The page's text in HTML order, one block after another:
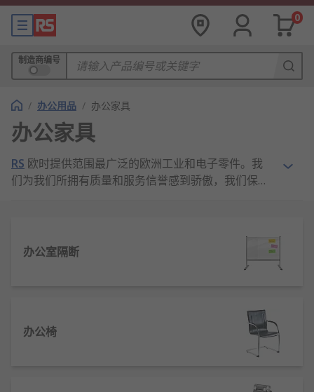
0
制造商编号
/ 办公用品 / 办公家具
办公家具
RS 欧时提供范围最广泛的欧洲工业和电子零件。我
们为我们所拥有质量和服务信誉感到骄傲，我们保证
设备、书写和绘图工具和附件和其他电子零部件。所
有这些产品都将在当天或第二天发货。此外，如果你
台配件产品还是为你特定的工作选择单一零部件，我
们的客户都能够受益于成千上万种产品的当日或次日
发货。如果您需要大批量订购家具和台配件和其他办
们乐意为您的预算服务。不管怎样，我们产品分销的
办公室隔断
办公椅